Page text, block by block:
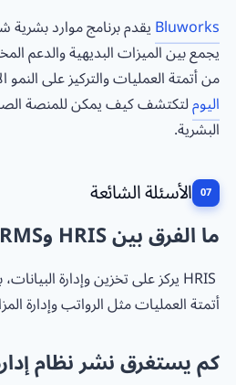
Bluworksيقدم برنامج موارد
يجمع بين الميزات البديهية
من أتمتة العمليات والتركيز على النمو
اليوملتكتشف كيف يمكن للمنصة
البشرية.
الأسئلة الشائعة
ما الفرق بين HRIS وHRMS؟
أتمتة العمليات مثل الرواتب وإدارة
كم يستغرق نشر نظام